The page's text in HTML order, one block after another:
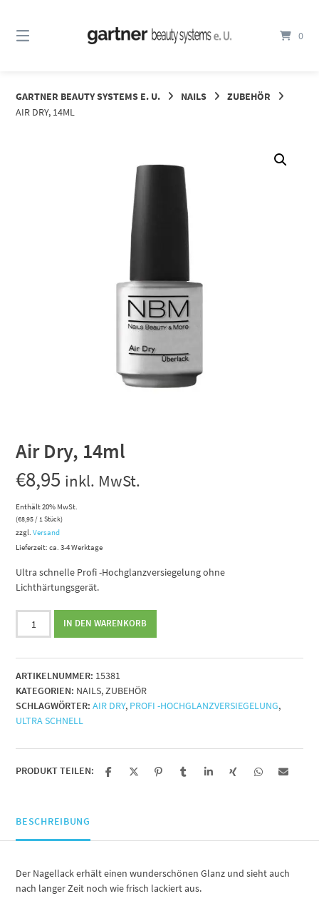
Inhalt
0
GARTNER BEAUTY SYSTEMS E. U. NAILS
ZUBEHÖR
AIR DRY, 14ML
Air Dry, 14ml
€8,95 inkl. MwSt.
Enthält 20% MwSt.
(€8,95/ 1 Stück)
zzgl.Versand
Lieferzeit: ca. 3-4 Werktage
Ultra schnelle Profi -Hochglanzversiegelung ohne
Lichthärtungsgerät.
Dry,
Menge
IN DEN WARENKORB
ARTIKELNUMMER: 15381
KATEGORIEN: NAILS,ZUBEHÖR
SCHLAGWÖRTER: AIR DRY, PROFI -HOCHGLANZVERSIEGELUNG,
ULTRA SCHNELL
PRODUKT TEILEN:
BESCHREIBUNG
Der Nagellack erhält einen wunderschönen Glanz und sieht auch
nach langer Zeit noch wie frisch lackiert aus.